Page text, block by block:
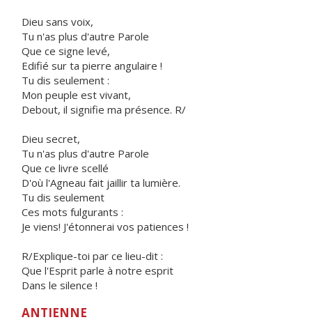
Dieu sans voix,
Tu n'as plus d'autre Parole
Que ce signe levé,
Edifié sur ta pierre angulaire !
Tu dis seulement :
Mon peuple est vivant,
Debout, il signifie ma présence. R/
Dieu secret,
Tu n'as plus d'autre Parole
Que ce livre scellé
D'où l'Agneau fait jaillir ta lumière.
Tu dis seulement
Ces mots fulgurants :
Je viens! J'étonnerai vos patiences !
R/Explique-toi par ce lieu-dit :
Que l'Esprit parle à notre esprit
Dans le silence !
ANTIENNE